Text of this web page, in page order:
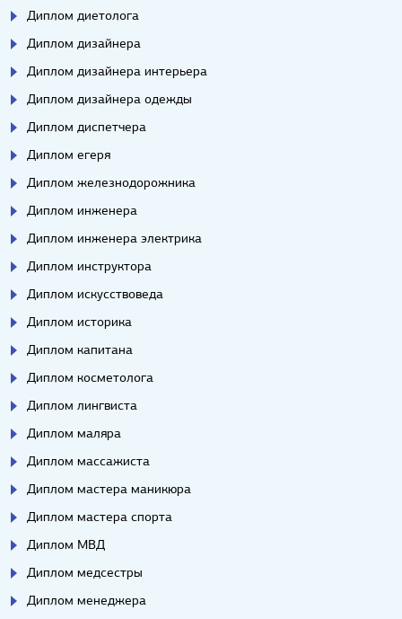
Диплом диетолога
Диплом дизайнера
Диплом дизайнера интерьера
Диплом дизайнера одежды
Диплом диспетчера
Диплом егеря
Диплом железнодорожника
Диплом инженера
Диплом инженера электрика
Диплом инструктора
Диплом искусствоведа
Диплом историка
Диплом капитана
Диплом косметолога
Диплом лингвиста
Диплом маляра
Диплом массажиста
Диплом мастера маникюра
Диплом мастера спорта
Диплом МВД
Диплом медсестры
Диплом менеджера